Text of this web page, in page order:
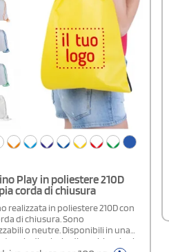
Play in poliestere 210D
corda di chiusura
realizzata in poliestere 210D con
di chiusura. Sono
o neutre. Disponibili in una
di colori e di combinazioni